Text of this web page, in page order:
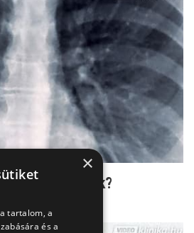
a tüdőrák?
×
tartalom, a
és a